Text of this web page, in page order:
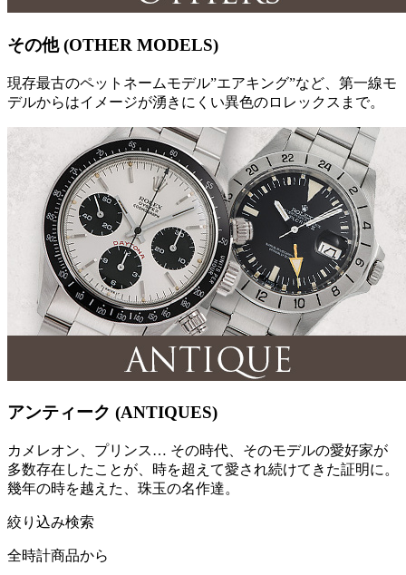
その他 (OTHER MODELS)
現存最古のペットネームモデル”エアキング”など、第一線モ
デルからはイメージが湧きにくい異色のロレックスまで。
アンティーク (ANTIQUES)
カメレオン、プリンス… その時代、そのモデルの愛好家が
多数存在したことが、時を超えて愛され続けてきた証明に。
幾年の時を越えた、珠玉の名作達。
絞り込み検索
全時計商品から